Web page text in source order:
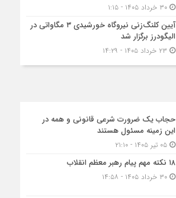
۳۰ خرداد ۱۴۰۵ - ۱:۱۵
آیین کلنگ‌زنی نیروگاه خورشیدی ۳ مگاواتی در
الیگودرز برگزار شد
حجاب یک ضرورت شرعی قانونی و همه در
این زمینه مسئول هستند
۰۵ تیر ۱۴۰۵ - ۲۱:۱۰
۱۸ نکته مهم پیام رهبر معظم انقلاب
۳۰ خرداد ۱۴۰۵ - ۱۴:۵۸